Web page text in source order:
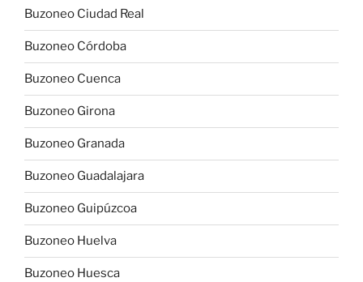
Buzoneo Ciudad Real
Buzoneo Córdoba
Buzoneo Cuenca
Buzoneo Girona
Buzoneo Granada
Buzoneo Guadalajara
Buzoneo Guipúzcoa
Buzoneo Huelva
Buzoneo Huesca